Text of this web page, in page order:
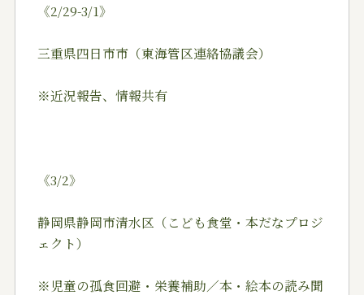
《2/29-3/1》
三重県四日市市（東海管区連絡協議会）
※近況報告、情報共有
《3/2》
静岡県静岡市清水区（こども食堂・本だなプロジ
ェクト）
※児童の孤食回避・栄養補助／本・絵本の読み聞